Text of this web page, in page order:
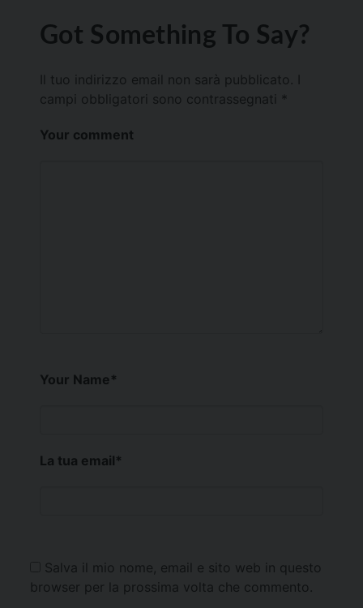
Got Something To Say?
Il tuo indirizzo email non sarà pubblicato.
campi obbligatori sono contrassegnati *
Your comment
Your Name*
La tua email*
Salva il mio nome, email e sito web in questo
browser per la prossima volta che commento.